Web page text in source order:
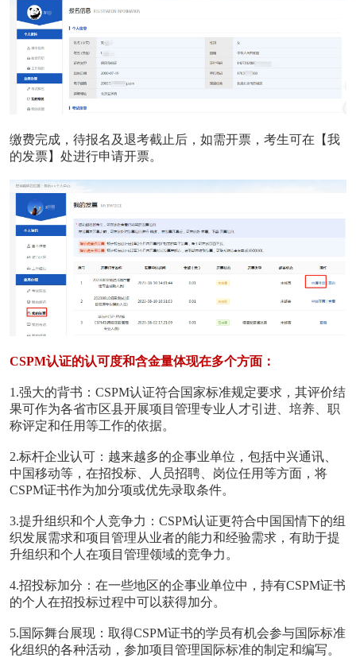
缴费完成，待报名及退考截止后，如需开票，考生可在【我
的发票】处进行申请开票。
CSPM认证的认可度和含金量体现在多个方面：
‌1.强大的背书‌：CSPM认证符合国家标准规定要求，其评价结
果可作为各省市区县开展项目管理专业人才引进、培养、职
称评定和任用等工作的依据。
2‌.标杆企业认可‌：越来越多的企事业单位，包括中兴通讯、
中国移动等，在招投标、人员招聘、岗位任用等方面，将
CSPM证书作为加分项或优先录取条件。
‌3.提升组织和个人竞争力‌：CSPM认证更符合中国国情下的组
织发展需求和项目管理从业者的能力和经验需求，有助于提
升组织和个人在项目管理领域的竞争力。
4‌.招投标加分‌：在一些地区的企事业单位中，持有CSPM证书
的个人在招投标过程中可以获得加分。
5.国际舞台展现‌：取得CSPM证书的学员有机会参与国际标准
化组织的各种活动，参加项目管理国际标准的制定和编写。